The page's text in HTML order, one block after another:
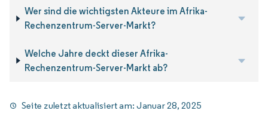
Wer sind die wichtigsten Akteure im Afrika-
Rechenzentrum-Server-Markt?
Welche Jahre deckt dieser Afrika-
Rechenzentrum-Server-Markt ab?
Seite zuletzt aktualisiert am:Januar 28, 2025